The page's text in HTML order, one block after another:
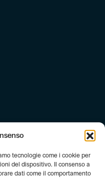
tecnologie come i cookie per
del dispositivo. Il consenso a
dati come il comportamento